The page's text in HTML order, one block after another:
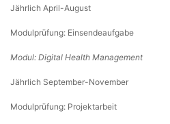
Jährlich April-August
Modulprüfung: Einsendeaufgabe
Modul: Digital Health Management
Jährlich September-November
Modulprüfung: Projektarbeit